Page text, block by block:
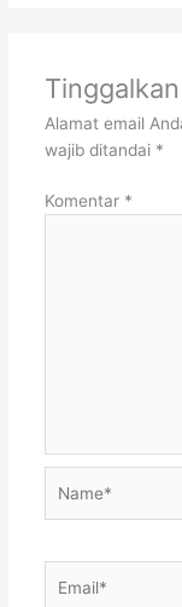
Alamat email
wajib ditandai *
Komentar *